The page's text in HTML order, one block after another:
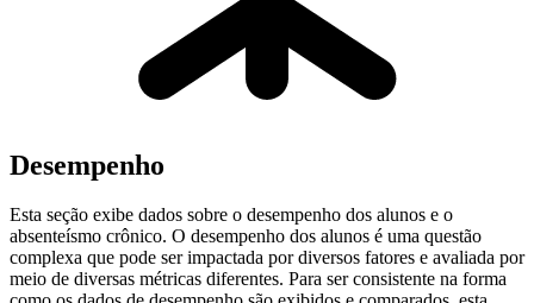
Desempenho
Esta seção exibe dados sobre o desempenho dos alunos e o
absenteísmo crônico. O desempenho dos alunos é uma questão
complexa que pode ser impactada por diversos fatores e avaliada por
meio de diversas métricas diferentes. Para ser consistente na forma